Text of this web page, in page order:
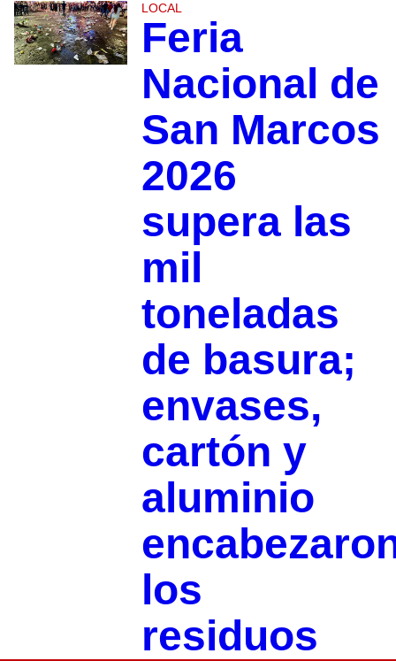
LOCAL
Feria
Nacional de
San Marcos
2026
supera las
mil
toneladas
de basura;
envases,
cartón y
aluminio
los
residuos